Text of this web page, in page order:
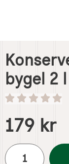
bygel 2 l
Handla denna
pris
179 kr
antal